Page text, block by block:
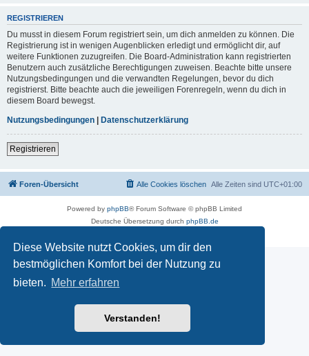
Diese Website nutzt Cookies, um dir den
bestmöglichen Komfort bei der Nutzung zu
bieten. Mehr erfahren
Verstanden!
REGISTRIEREN
Du musst in diesem Forum registriert sein, um dich anmelden zu können. Die
Registrierung ist in wenigen Augenblicken erledigt und ermöglicht dir, auf
weitere Funktionen zuzugreifen. Die Board-Administration kann registrierten
Benutzern auch zusätzliche Berechtigungen zuweisen. Beachte bitte unsere
Nutzungsbedingungen und die verwandten Regelungen, bevor du dich
registrierst. Bitte beachte auch die jeweiligen Forenregeln, wenn du dich in
diesem Board bewegst.
Nutzungsbedingungen | Datenschutzerklärung
Registrieren
Foren-Übersicht Alle Zeiten sind UTC+01:00
Alle Cookies löschen
Powered by phpBB® Forum Software © phpBB Limited
Deutsche Übersetzung durch phpBB.de